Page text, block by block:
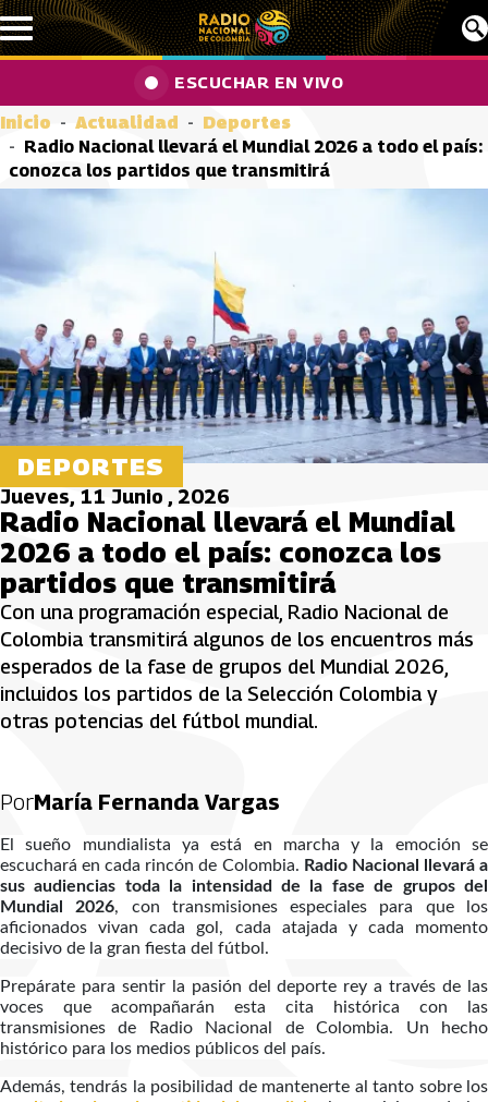
Pasar al contenido principal
ESCUCHAR EN VIVO
Inicio Actualidad
Deportes
Radio Nacional llevará el Mundial 2026 a todo el país:
conozca los partidos que transmitirá
DEPORTES
Jueves, 11 Junio , 2026
Radio Nacional llevará el Mundial
2026 a todo el país: conozca los
partidos que transmitirá
Con una programación especial, Radio Nacional de
Colombia transmitirá algunos de los encuentros más
esperados de la fase de grupos del Mundial 2026,
incluidos los partidos de la Selección Colombia y
otras potencias del fútbol mundial.
PorMaría Fernanda Vargas
El sueño mundialista ya está en marcha y la emoción se
escuchará en cada rincón de Colombia. Radio Nacional llevará a
sus audiencias toda la intensidad de la fase de grupos del
Mundial 2026, con transmisiones especiales para que los
aficionados vivan cada gol, cada atajada y cada momento
decisivo de la gran fiesta del fútbol.
Prepárate para sentir la pasión del deporte rey a través de las
voces que acompañarán esta cita histórica con las
transmisiones de Radio Nacional de Colombia. Un hecho
histórico para los medios públicos del país.
Además, tendrás la posibilidad de mantenerte al tanto sobre los